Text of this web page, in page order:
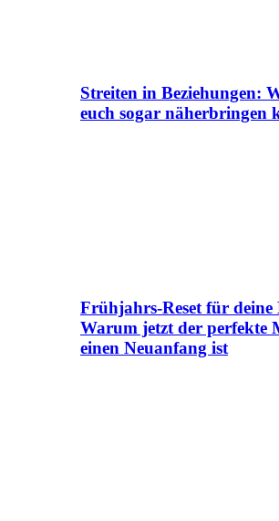
Streiten in Beziehungen:
euch sogar näherbringen
Frühjahrs-Reset für deine
Warum jetzt der perfekte
einen Neuanfang ist